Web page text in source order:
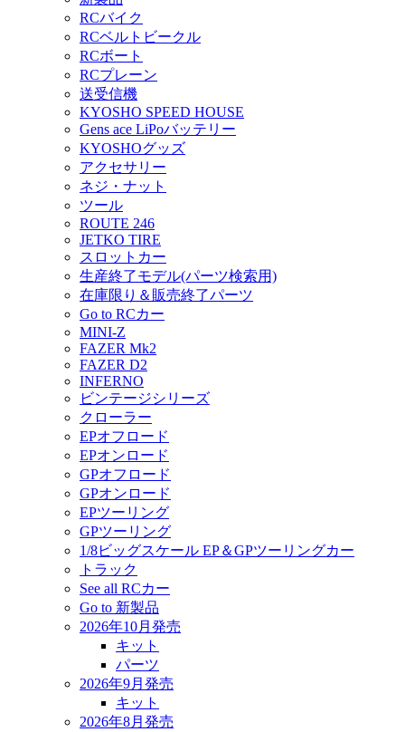
RCバイク
RCベルトビークル
RCボート
RCプレーン
送受信機
KYOSHO SPEED HOUSE
Gens ace LiPoバッテリー
KYOSHOグッズ
アクセサリー
ネジ・ナット
ツール
ROUTE 246
JETKO TIRE
スロットカー
生産終了モデル(パーツ検索用)
在庫限り＆販売終了パーツ
Go to RCカー
MINI-Z
FAZER Mk2
FAZER D2
INFERNO
ビンテージシリーズ
クローラー
EPオフロード
EPオンロード
GPオフロード
GPオンロード
EPツーリング
GPツーリング
1/8ビッグスケール EP＆GPツーリングカー
トラック
See all RCカー
Go to 新製品
2026年10月発売
キット
パーツ
2026年9月発売
キット
2026年8月発売